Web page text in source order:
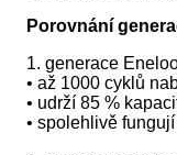
Porovnání
1. generace
• až 1000 cyklů
• udrží 85 %
• spolehlivě